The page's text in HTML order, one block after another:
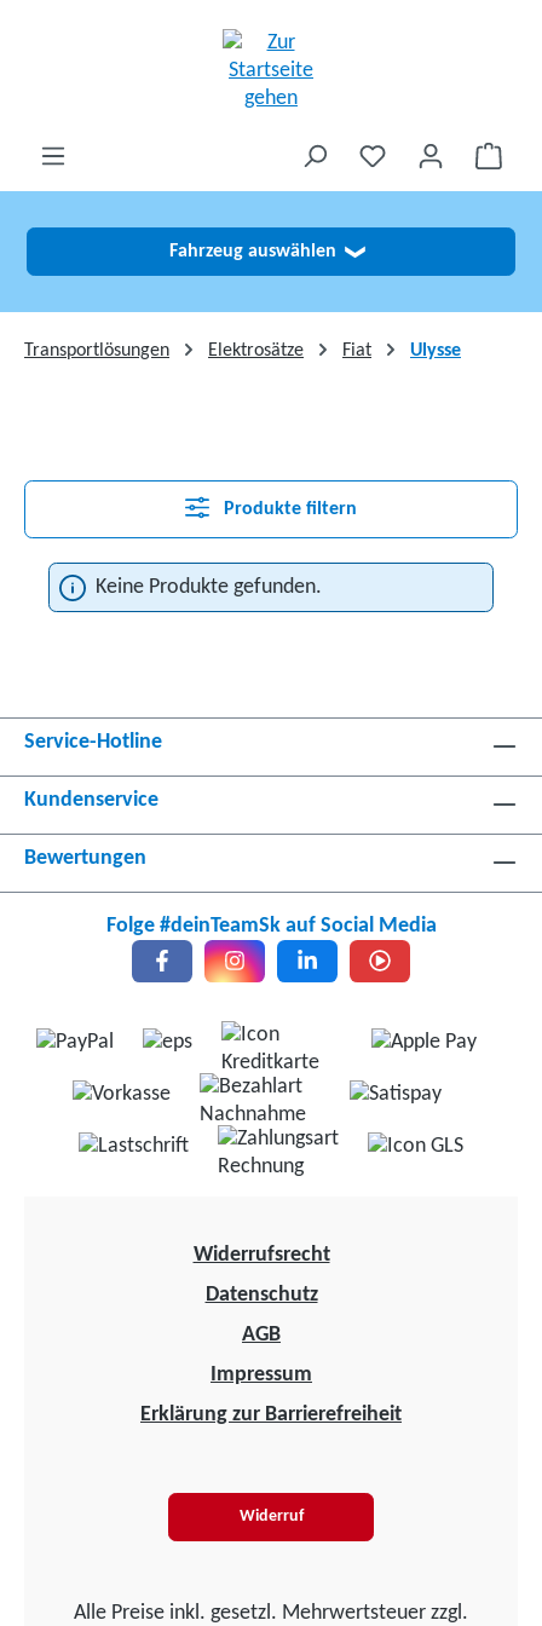
Fahrzeug auswählen ❯
Transportlösungen Elektrosätze Fiat Ulysse
Produkte filtern
Keine Produkte gefunden.
Service-Hotline
Kundenservice
Bewertungen
Folge #deinTeamSk auf Social Media
Widerrufsrecht
Datenschutz
AGB
Impressum
Erklärung zur Barrierefreiheit
Widerruf
Alle Preise inkl. gesetzl. Mehrwertsteuer zzgl.